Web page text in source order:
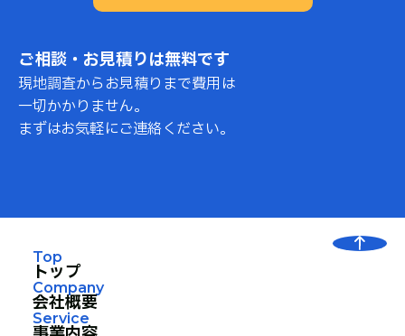
ご相談・お見積りは無料です
現地調査からお見積りまで費用は
一切かかりません。
まずはお気軽にご連絡ください。
Top
トップ
Company
会社概要
Service